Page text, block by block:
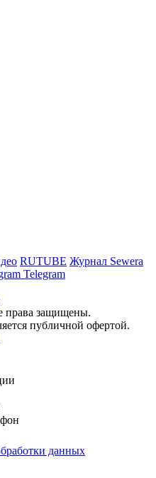
RUTUBE Журнал Sewera
Telegram
защищены.
публичной офертой.
данных